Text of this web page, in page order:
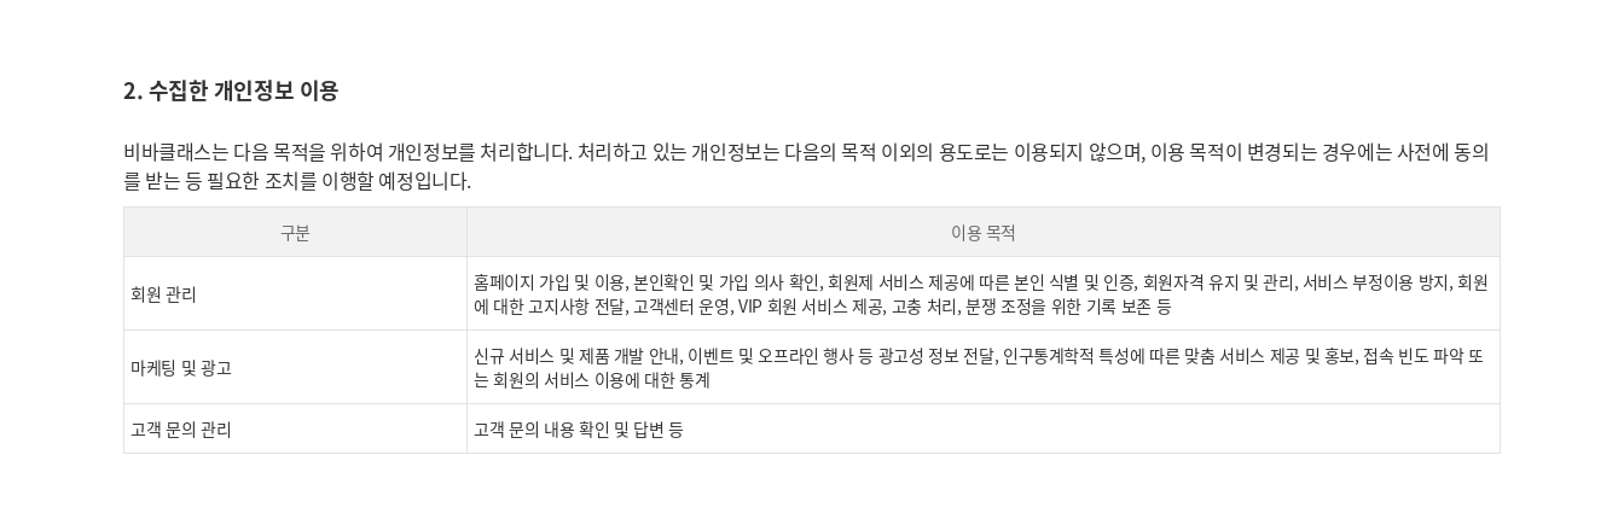
2. 수집한 개인정보 이용
비바클래스는 다음 목적을 위하여 개인정보를 처리합니다. 처리하고 있는 개인정보는 다음의 목적 이외의 용도로는 이용되지 않으며, 이용 목적이 변경되는 경우에는 사전에 동의
를 받는 등 필요한 조치를 이행할 예정입니다.
구분 이용 목적
회원 관리
홈페이지 가입 및 이용, 본인확인 및 가입 의사 확인, 회원제 서비스 제공에 따른 본인 식별 및 인증, 회원자격 유지 및 관리, 서비스 부정이용 방지, 회원
에 대한 고지사항 전달, 고객센터 운영, VIP 회원 서비스 제공, 고충 처리, 분쟁 조정을 위한 기록 보존 등
마케팅 및 광고
신규 서비스 및 제품 개발 안내, 이벤트 및 오프라인 행사 등 광고성 정보 전달, 인구통계학적 특성에 따른 맞춤 서비스 제공 및 홍보, 접속 빈도 파악 또
는 회원의 서비스 이용에 대한 통계
고객 문의 관리 고객 문의 내용 확인 및 답변 등